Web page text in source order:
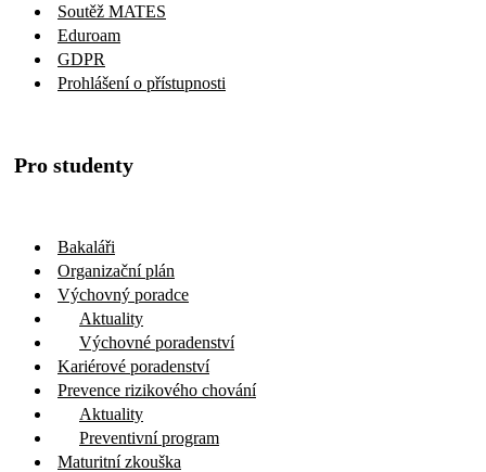
Soutěž MATES
Eduroam
GDPR
Prohlášení o přístupnosti
Pro studenty
Bakaláři
Organizační plán
Výchovný poradce
Aktuality
Výchovné poradenství
Kariérové poradenství
Prevence rizikového chování
Aktuality
Preventivní program
Maturitní zkouška